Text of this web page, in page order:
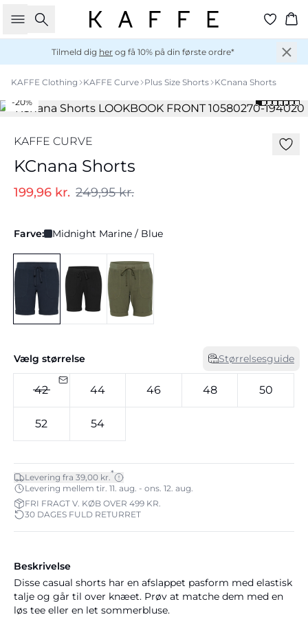
Søg
Tilmeld dig her og få 10% på din første ordre*
KAFFE Clothing KAFFE Curve Plus Size Shorts KCnana Shorts
-20%
KAFFE CURVE
KCnana Shorts
199,96 kr. 249,95 kr.
Farve: Midnight Marine / Blue
Vælg størrelse Størrelsesguide
42 44 46 48 50
52 54
Levering fra 39,00 kr. *
Levering mellem tir. 11. aug. - ons. 12. aug.
FRI FRAGT V. KØB OVER 499 KR.
30 DAGES FULD RETURRET
Beskrivelse
Disse casual shorts har en afslappet pasform med elastisk
talje og går til over knæet. Prøv at matche dem med en
løs tee eller en let sommerbluse.